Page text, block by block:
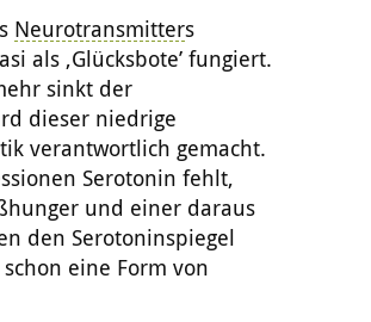
Neurotransmitters
als ‚Glücksbote’ fungiert.
sinkt der
dieser niedrige
verantwortlich gemacht.
Serotonin fehlt,
und einer daraus
den Serotoninspiegel
eine Form von